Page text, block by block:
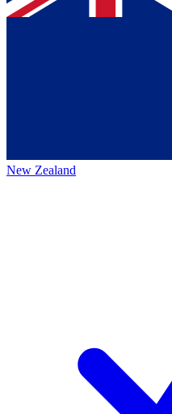
New Zealand